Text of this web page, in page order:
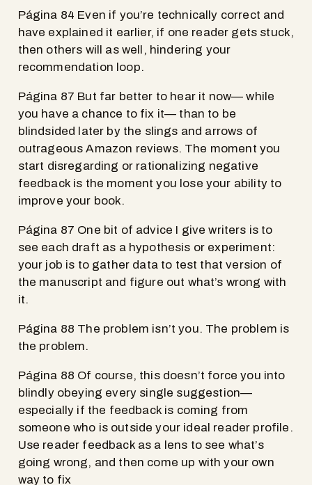
Página 84 Even if you’re technically correct and
have explained it earlier, if one reader gets stuck,
then others will as well, hindering your
recommendation loop.
Página 87 But far better to hear it now— while
you have a chance to fix it— than to be
blindsided later by the slings and arrows of
outrageous Amazon reviews. The moment you
start disregarding or rationalizing negative
feedback is the moment you lose your ability to
improve your book.
Página 87 One bit of advice I give writers is to
see each draft as a hypothesis or experiment:
your job is to gather data to test that version of
the manuscript and figure out what’s wrong with
it.
Página 88 The problem isn’t you. The problem is
the problem.
Página 88 Of course, this doesn’t force you into
blindly obeying every single suggestion—
especially if the feedback is coming from
someone who is outside your ideal reader profile.
Use reader feedback as a lens to see what’s
going wrong, and then come up with your own
way to fix